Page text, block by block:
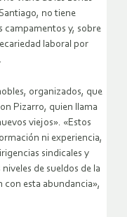
no tiene
campamentos y, sobre
laboral por
organizados, que
Pizarro, quien llama
viejos». «Estos
ni experiencia,
sindicales y
de sueldos de la
con esta abundancia»,